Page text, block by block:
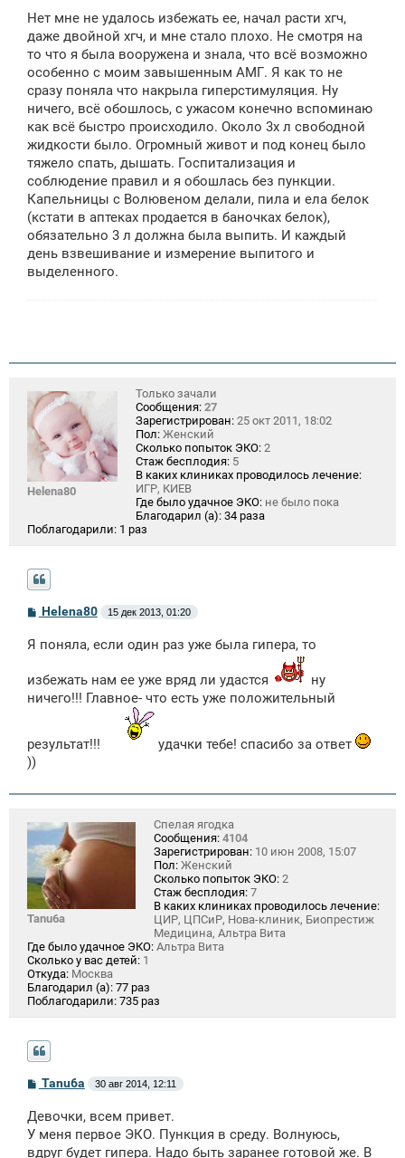
Нет мне не удалось избежать ее, начал расти хгч,
даже двойной хгч, и мне стало плохо. Не смотря на
то что я была вооружена и знала, что всё возможно
особенно с моим завышенным АМГ. Я как то не
сразу поняла что накрыла гиперстимуляция. Ну
ничего, всё обошлось, с ужасом конечно вспоминаю
как всё быстро происходило. Около 3х л свободной
жидкости было. Огромный живот и под конец было
тяжело спать, дышать. Госпитализация и
соблюдение правил и я обошлась без пункции.
Капельницы с Волювеном делали, пила и ела белок
(кстати в аптеках продается в баночках белок),
обязательно 3 л должна была выпить. И каждый
день взвешивание и измерение выпитого и
выделенного.
Helena80
Только зачали
Сообщения: 27
Зарегистрирован: 25 окт 2011, 18:02
Пол: Женский
Сколько попыток ЭКО: 2
Стаж бесплодия: 5
В каких клиниках проводилось лечение:
ИГР, КИЕВ
Где было удачное ЭКО: не было пока
Благодарил (а): 34 раза
Поблагодарили: 1 раз
С
б
н
и
Helena80 15 дек 2013, 01:20
Я поняла, если один раз уже была гипера, то
избежать нам ее уже вряд ли удастся
ну
ничего!!! Главное- что есть уже положительный
результат!!!
удачки тебе! спасибо за ответ
))
Tanu6a
Спелая ягодка
Сообщения: 4104
Зарегистрирован: 10 июн 2008, 15:07
Пол: Женский
Сколько попыток ЭКО: 2
Стаж бесплодия: 7
В каких клиниках проводилось лечение:
ЦИР, ЦПСиР, Нова-клиник, Биопрестиж
Медицина, Альтра Вита
Где было удачное ЭКО: Альтра Вита
Сколько у вас детей: 1
Откуда: Москва
Благодарил (а): 77 раз
Поблагодарили: 735 раз
С
б
щ
Tanu6a 30 авг 2014, 12:11
Девочки, всем привет.
У меня первое ЭКО. Пункция в среду. Волнуюсь,
вдруг будет гипера. Надо быть заранее готовой же. В